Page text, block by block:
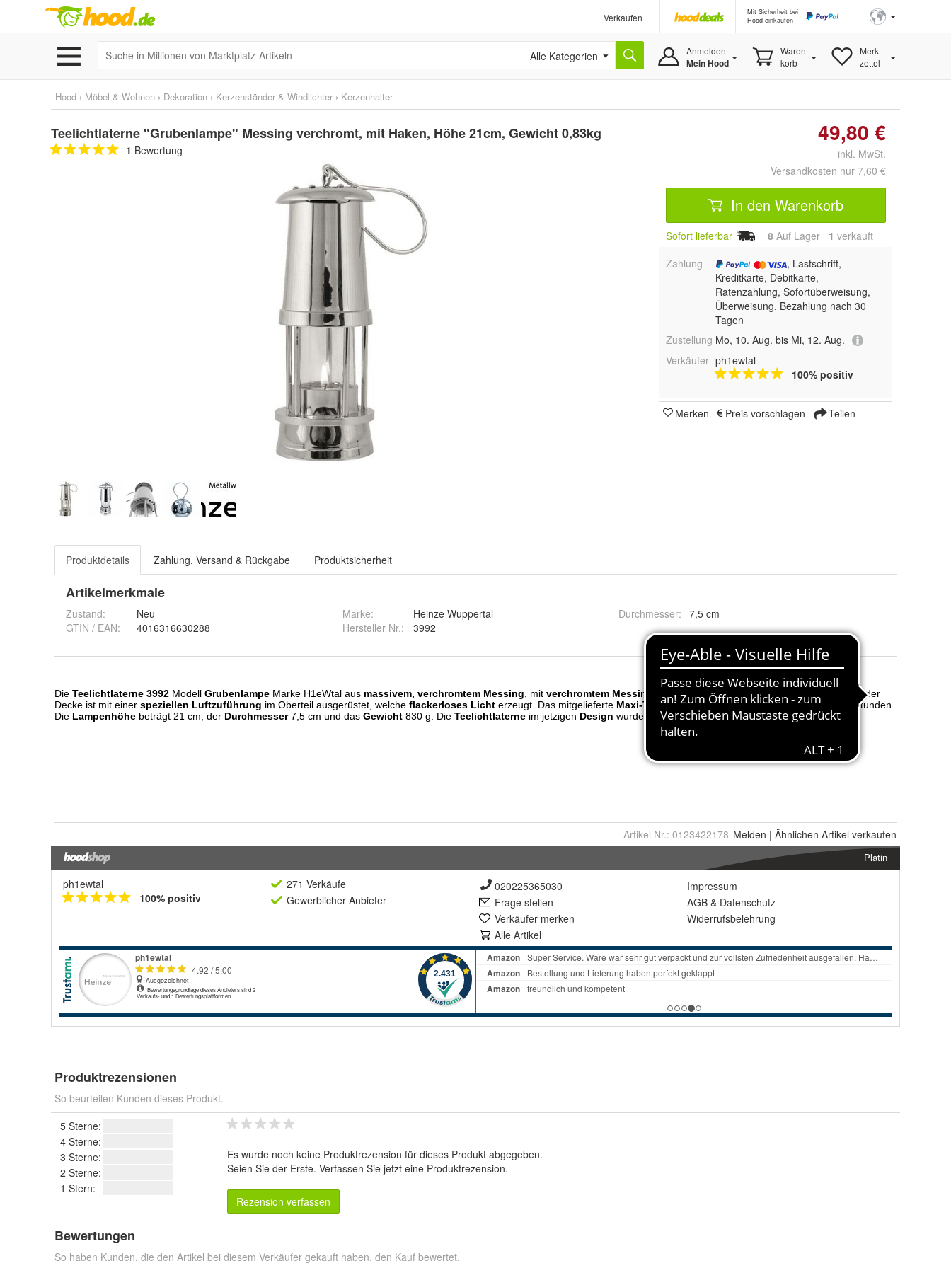
Verkaufen
Mit Sicherheit bei
Hood einkaufen
Alle Kategorien Anmelden
Mein Hood
Waren-
korb
Merk-
zettel
Hood › Möbel & Wohnen › Dekoration › Kerzenständer & Windlichter › Kerzenhalter
Teelichtlaterne "Grubenlampe" Messing verchromt, mit Haken, Höhe 21cm, Gewicht 0,83kg
1 Bewertung
49,80 €
inkl. MwSt.
Versandkosten nur 7,60 €
In den Warenkorb
Sofort lieferbar 8 Auf Lager 1 verkauft
Zahlung
, Lastschrift,
Kreditkarte, Debitkarte,
Ratenzahlung, Sofortüberweisung,
Überweisung, Bezahlung nach 30
Tagen
Zustellung Mo, 10. Aug. bis Mi, 12. Aug.
Verkäufer ph1ewtal
100% positiv
Merken Preis vorschlagen Teilen
Produktdetails Zahlung, Versand & Rückgabe Produktsicherheit
Artikelmerkmale
Zustand:
Neu
GTIN / EAN:
4016316630288
Marke:
Heinze Wuppertal
Hersteller Nr.:
3992
Durchmesser: 7,5 cm
Artikel Nr.: 0123422178 Melden | Ähnlichen Artikel verkaufen
Platin
ph1ewtal
100% positiv
271 Verkäufe
Gewerblicher Anbieter
020225365030
Frage stellen
Verkäufer merken
Alle Artikel
Impressum
AGB & Datenschutz
Widerrufsbelehrung
Produktrezensionen
So beurteilen Kunden dieses Produkt.
5 Sterne:
4 Sterne:
3 Sterne:
2 Sterne:
1 Stern:
Es wurde noch keine Produktrezension für dieses Produkt abgegeben.
Seien Sie der Erste. Verfassen Sie jetzt eine Produktrezension.
Rezension verfassen
Bewertungen
So haben Kunden, die den Artikel bei diesem Verkäufer gekauft haben, den Kauf bewertet.